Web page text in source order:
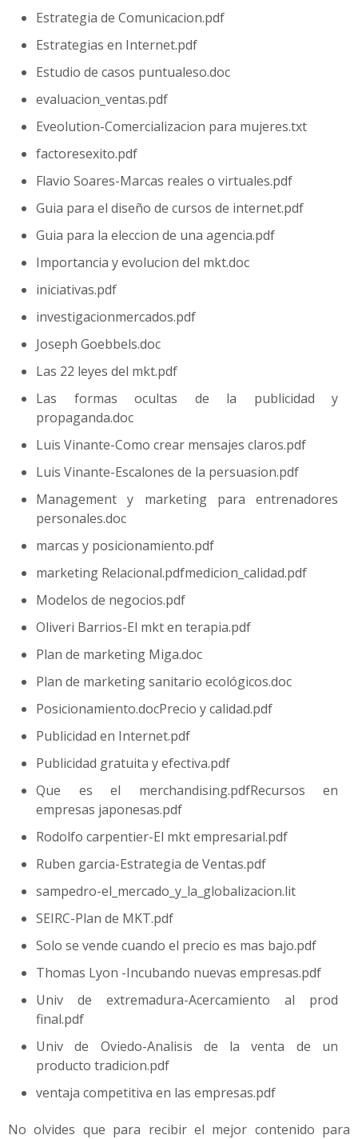
Estrategia de Comunicacion.pdf
Estrategias en Internet.pdf
Estudio de casos puntualeso.doc
evaluacion_ventas.pdf
Eveolution-Comercializacion para mujeres.txt
factoresexito.pdf
Flavio Soares-Marcas reales o virtuales.pdf
Guia para el diseño de cursos de internet.pdf
Guia para la eleccion de una agencia.pdf
Importancia y evolucion del mkt.doc
iniciativas.pdf
investigacionmercados.pdf
Joseph Goebbels.doc
Las 22 leyes del mkt.pdf
Las formas ocultas de la publicidad y
propaganda.doc
Luis Vinante-Como crear mensajes claros.pdf
Luis Vinante-Escalones de la persuasion.pdf
Management y marketing para entrenadores
personales.doc
marcas y posicionamiento.pdf
marketing Relacional.pdfmedicion_calidad.pdf
Modelos de negocios.pdf
Oliveri Barrios-El mkt en terapia.pdf
Plan de marketing Miga.doc
Plan de marketing sanitario ecológicos.doc
Posicionamiento.docPrecio y calidad.pdf
Publicidad en Internet.pdf
Publicidad gratuita y efectiva.pdf
Que es el merchandising.pdfRecursos en
empresas japonesas.pdf
Rodolfo carpentier-El mkt empresarial.pdf
Ruben garcia-Estrategia de Ventas.pdf
sampedro-el_mercado_y_la_globalizacion.lit
SEIRC-Plan de MKT.pdf
Solo se vende cuando el precio es mas bajo.pdf
Thomas Lyon -Incubando nuevas empresas.pdf
Univ de extremadura-Acercamiento al prod
final.pdf
Univ de Oviedo-Analisis de la venta de un
producto tradicion.pdf
ventaja competitiva en las empresas.pdf
No olvides que para recibir el mejor contenido para